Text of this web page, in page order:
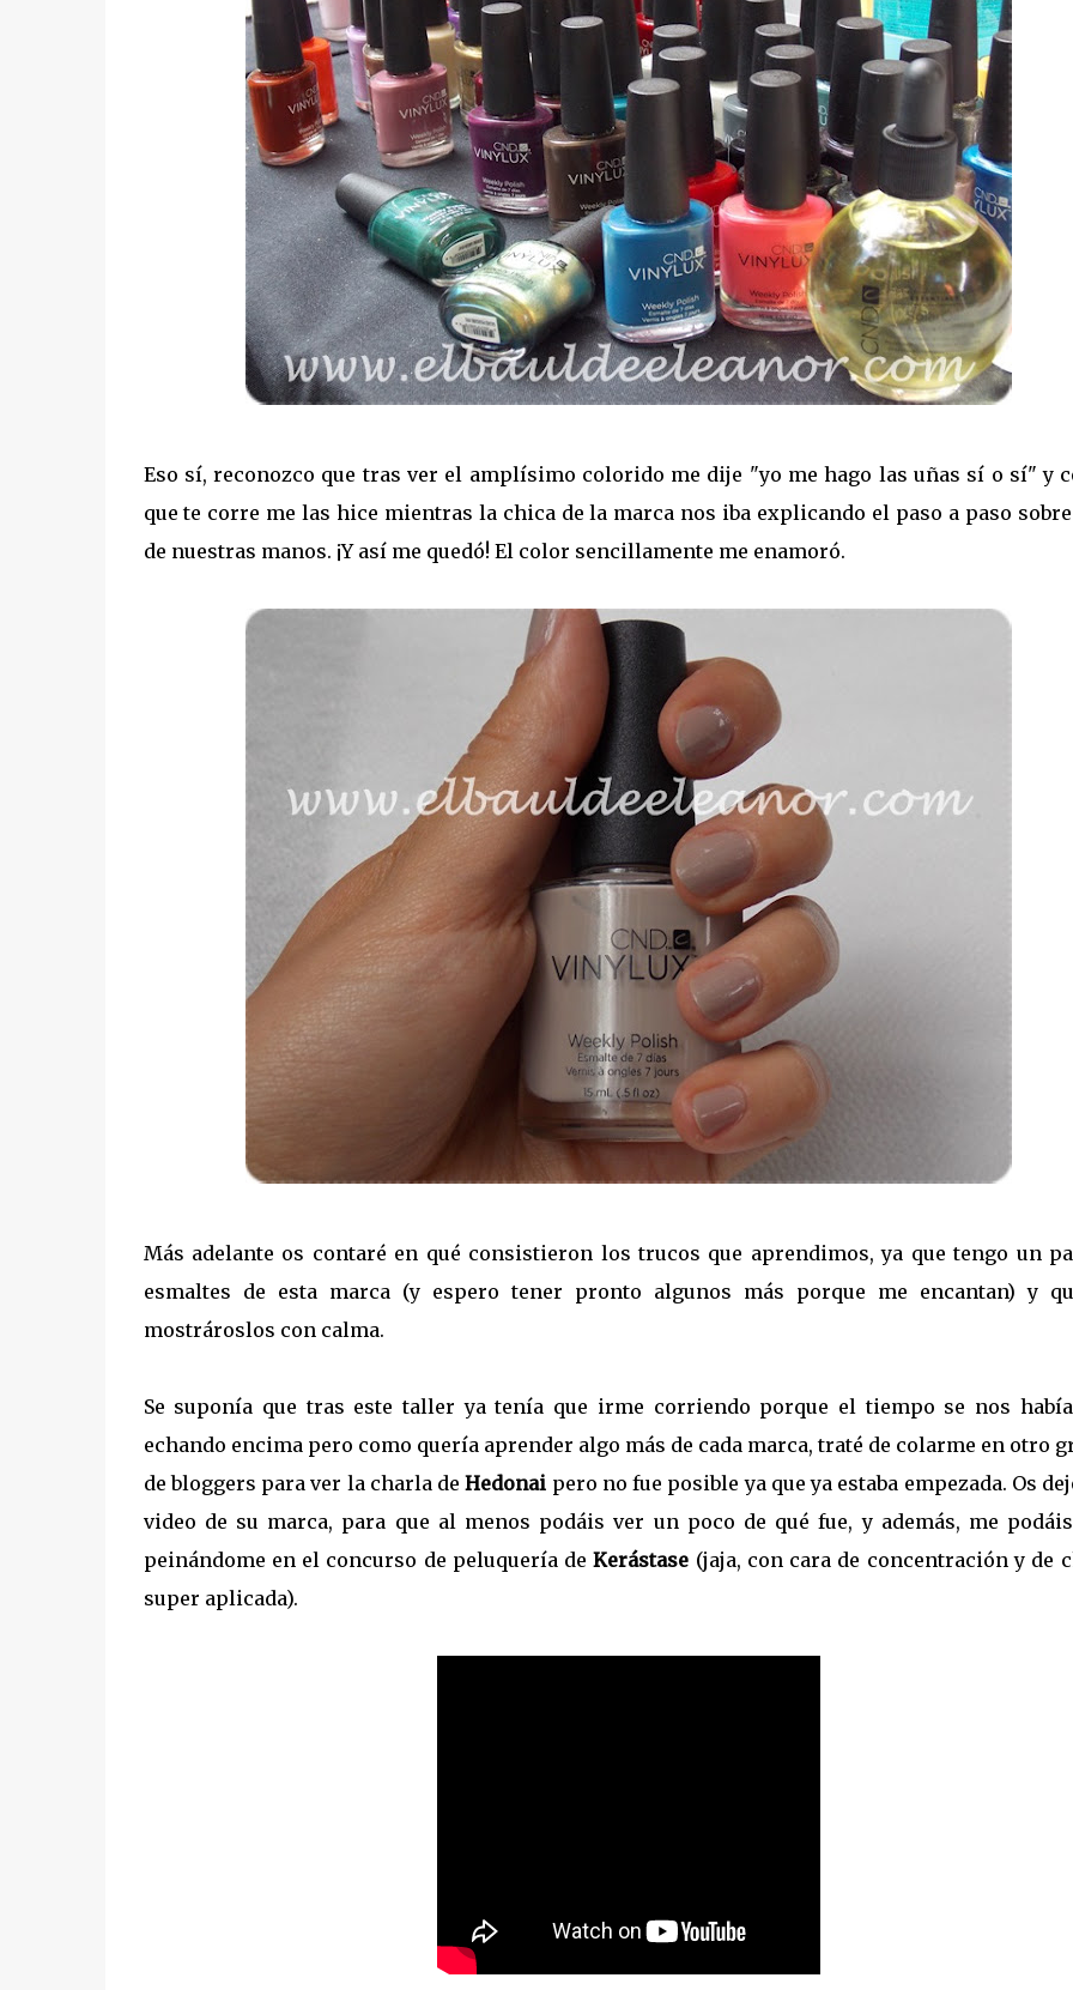
Eso sí, reconozco que tras ver el amplísimo colorido me dije "yo me hago las uñas sí o sí" y
que te corre me las hice mientras la chica de la marca nos iba explicando el paso a paso
de nuestras manos. ¡Y así me quedó! El color sencillamente me enamoró.
Más adelante os contaré en qué consistieron los trucos que aprendimos, ya que tengo un
esmaltes de esta marca (y espero tener pronto algunos más porque me encantan) y
mostrároslos con calma.
Se suponía que tras este taller ya tenía que irme corriendo porque el tiempo se nos
echando encima pero como quería aprender algo más de cada marca, traté de colarme en otro
de bloggers para ver la charla deHedonai pero no fue posible ya que ya estaba empezada. Os
video de su marca, para que al menos podáis ver un poco de qué fue, y además, me
peinándome en el concurso de peluquería deKerástase (jaja, con cara de concentración y de
super aplicada).